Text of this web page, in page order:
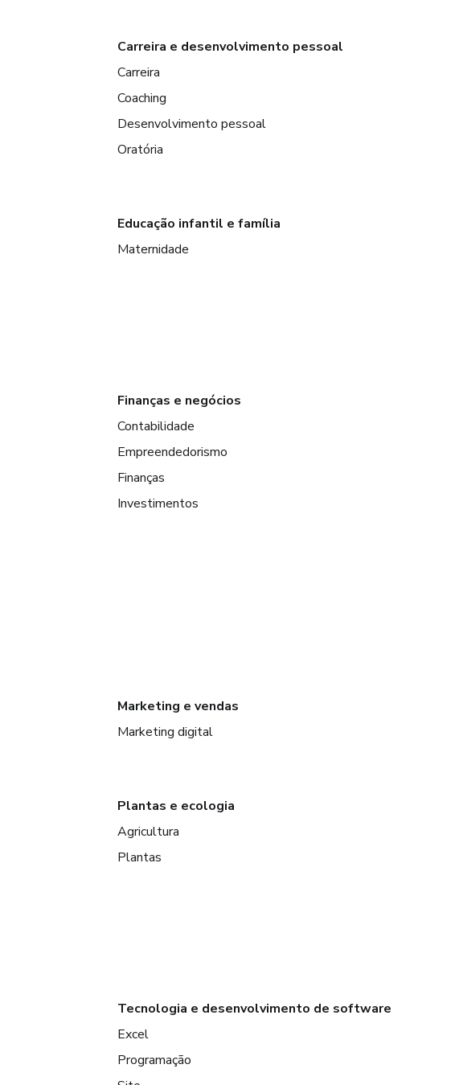
Carreira e desenvolvimento pessoal
Carreira
Coaching
Desenvolvimento pessoal
Oratória
Educação infantil e família
Maternidade
Finanças e negócios
Contabilidade
Empreendedorismo
Finanças
Investimentos
Marketing e vendas
Marketing digital
Plantas e ecologia
Agricultura
Plantas
Tecnologia e desenvolvimento de software
Excel
Programação